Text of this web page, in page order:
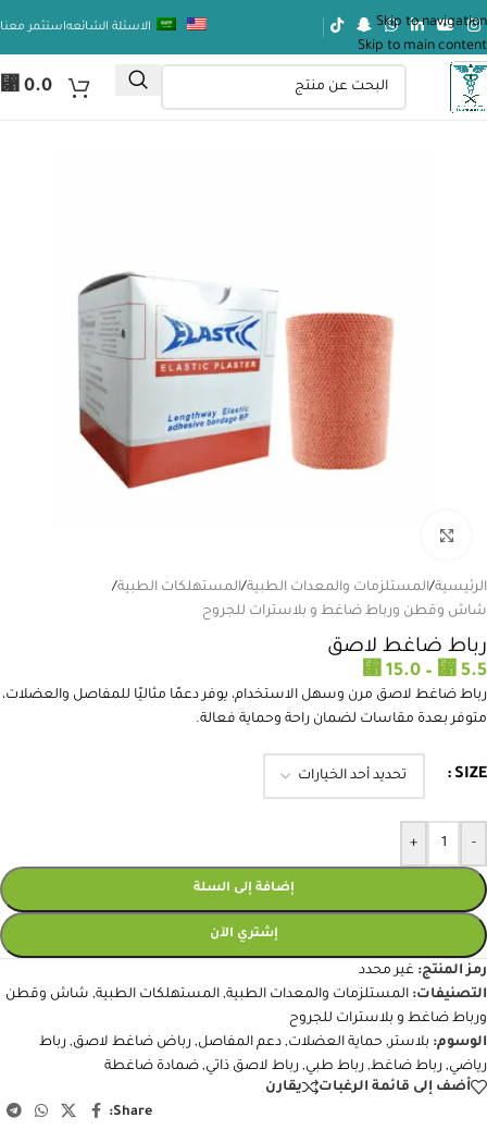
Skip to navigation
Skip to main content
الاسئلة الشائعهاستثمر معنا
⃁0.0
الرئيسية/المستلزمات والمعدات الطبية/المستهلكات الطبية/
شاش وقطن ورباط ضاغط و بلاسترات للجروح
رباط ضاغط لاصق
⃁ 5.5
–
⃁ 15.0
رباط ضاغط لاصق مرن وسهل الاستخدام، يوفر دعمًا مثاليًا للمفاصل والعضلات،
متوفر بعدة مقاسات لضمان راحة وحماية فعالة.
SIZE
-
+
إشتري الآن
رمز المنتج: غير محدد
المستهلكات الطبية,
شاش وقطن